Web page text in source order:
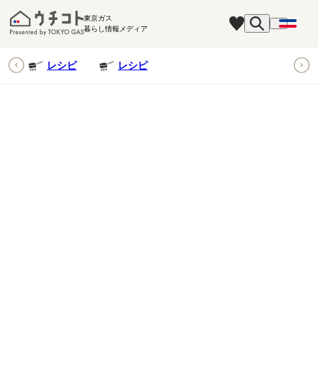
東京ガス
暮らし情報メディア
レシピ レシピ